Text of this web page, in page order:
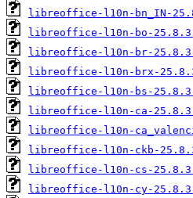
libreoffice-l10n-bn_IN-
libreoffice-l10n-bo-
libreoffice-l10n-br-
libreoffice-l10n-brx-
libreoffice-l10n-bs-
libreoffice-l10n-ca-
libreoffice-l10n-
libreoffice-l10n-ckb-
libreoffice-l10n-cs-
libreoffice-l10n-cy-